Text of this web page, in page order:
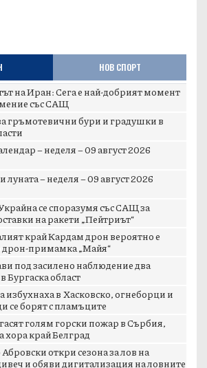
НОВ СПОРТ
на Иран: Сега е най-добрият момент
със САЩ
гръмотевични бури и градушки в
– неделя – 09 август 2026
– неделя – 09 август 2026
се споразумя със САЩ за
на ракети „Пейтриът“
край Кардам дрон вероятно е
дрон-примамка „Майя“
под засилено наблюдение два
Бургаска област
избухнаха в Хасковско, огнеборци и
се борят с пламъците
голям горски пожар в Сърбия,
хора край Белград